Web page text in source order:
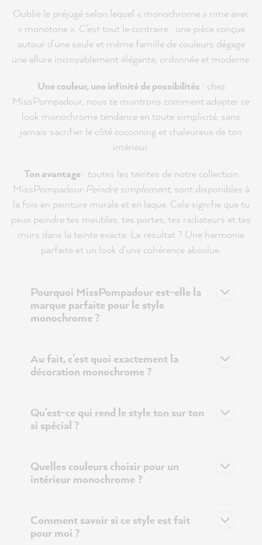
Oublie le préjugé selon lequel « monochrome » rime avec
« monotone ». C'est tout le contraire : une pièce conçue
autour d'une seule et même famille de couleurs dégage
une allure incroyablement élégante, ordonnée et moderne.
Une couleur, une infinité de possibilités : chez
MissPompadour, nous te montrons comment adopter ce
look monochrome tendance en toute simplicité, sans
jamais sacrifier le côté cocooning et chaleureux de ton
intérieur.
Ton avantage : toutes les teintes de notre collection
MissPompadour Peindre simplement, sont disponibles à
la fois en peinture murale et en laque. Cela signifie que tu
peux peindre tes meubles, tes portes, tes radiateurs et tes
murs dans la teinte exacte. Le résultat ? Une harmonie
parfaite et un look d'une cohérence absolue.
Pourquoi MissPompadour est-elle la
marque parfaite pour le style
monochrome ?
Au fait, c'est quoi exactement la
décoration monochrome ?
Qu'est-ce qui rend le style ton sur ton
si spécial ?
Quelles couleurs choisir pour un
intérieur monochrome ?
Comment savoir si ce style est fait
pour moi ?